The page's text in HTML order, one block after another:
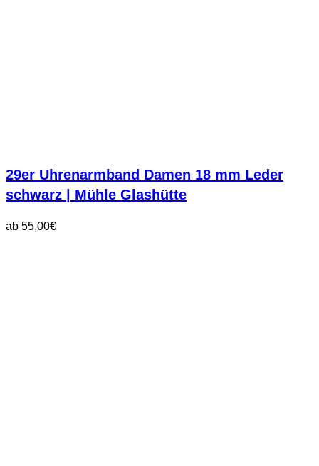
29er Uhrenarmband Damen 18 mm Leder
schwarz | Mühle Glashütte
ab 55,00€